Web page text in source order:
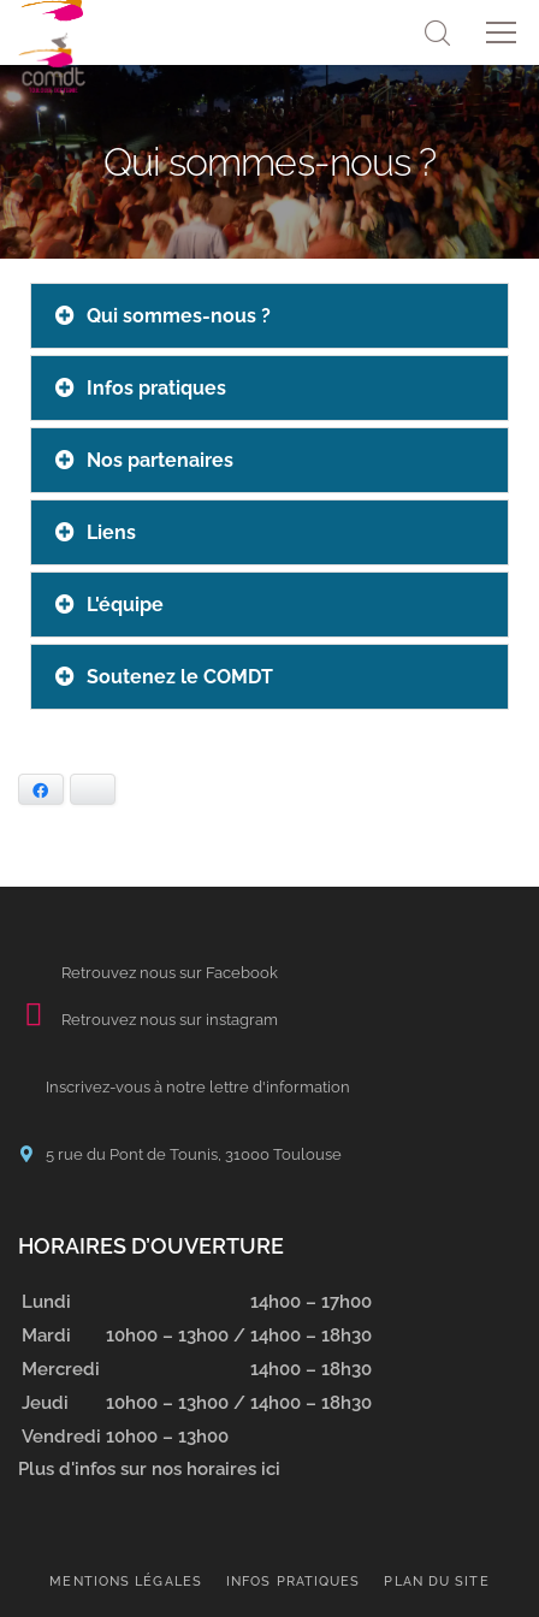
Qui sommes-nous ?
Qui sommes-nous ?
Infos pratiques
Nos partenaires
Liens
L'équipe
Soutenez le COMDT
Retrouvez nous sur Facebook
Retrouvez nous sur instagram
Inscrivez-vous à notre lettre d'information
5 rue du Pont de Tounis, 31000 Toulouse
HORAIRES D’OUVERTURE
Lundi
14h00 – 17h00
Mardi
10h00 – 13h00 / 14h00 – 18h30
Mercredi
14h00 – 18h30
Jeudi
10h00 – 13h00 / 14h00 – 18h30
Vendredi 10h00 – 13h00
Plus d'infos sur nos horaires ici
MENTIONS LÉGALES INFOS PRATIQUES PLAN DU SITE